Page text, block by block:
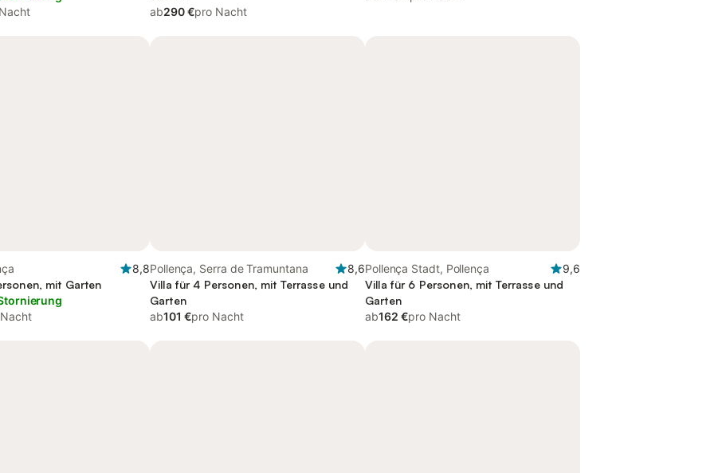
ab290 €pro Nacht
8,8
mit Garten
Pollença, Serra de Tramuntana
8,6
Villa für 4 Personen, mit Terrasse und
Garten
ab101 €pro Nacht
Pollença Stadt, Pollença
9,6
Villa für 6 Personen, mit Terrasse und
Garten
ab162 €pro Nacht